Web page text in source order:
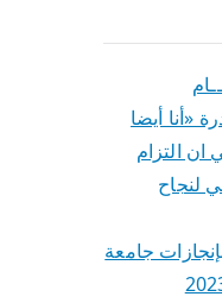
«أنا أيضا
التزام
لنجاح
جامعة
2023/2024